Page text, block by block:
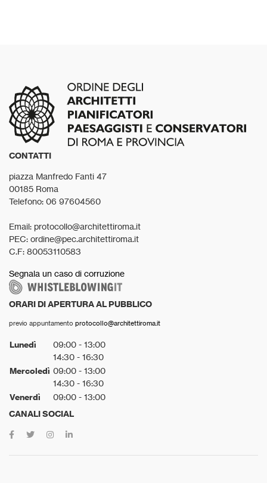
CONTATTI
piazza Manfredo Fanti 47
00185 Roma
Telefono: 06 97604560
Email: protocollo@architettiroma.it
PEC: ordine@pec.architettiroma.it
C.F: 80053110583
Segnala un caso di corruzione
ORARI DI APERTURA AL PUBBLICO
previo appuntamento protocollo@architettiroma.it
Lunedì
09:00 - 13:00
14:30 - 16:30
Mercoledì 09:00 - 13:00
14:30 - 16:30
Venerdì 09:00 - 13:00
CANALI SOCIAL